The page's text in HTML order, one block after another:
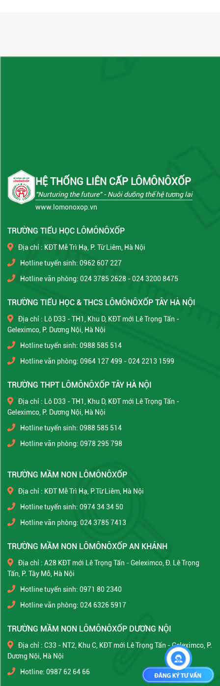
HỆ THỐNG LIÊN CẤP LÔMÔNÔXỐP
"Nurturing the future"- Nuôi dưỡng thế hệ tương lai
www.lomonoxop.vn
TRƯỜNG TIỂU HỌC LÔMÔNÔXỐP
Địa chỉ : KĐT Mễ Trì Hạ, P. Từ Liêm, Hà Nội
Hotline tuyển sinh: 0962 607 227
Hotline văn phòng: 024 3785 2628 - 024 3200 8475
TRƯỜNG TIỂU HỌC & THCS LÔMÔNÔXỐP TÂY HÀ NỘI
Địa chỉ : Lô D33 - TH1, Khu D, KĐT mới Lê Trọng Tấn -
Geleximco, P. Dương Nội, Hà Nội
Hotline tuyển sinh: 0988 585 514
Hotline văn phòng: 0964 127 499 - 024 2213 1599
TRƯỜNG THPT LÔMÔNÔXỐP TÂY HÀ NỘI
Địa chỉ : Lô D33 - TH1, Khu D, KĐT mới Lê Trọng Tấn -
Geleximco, P. Dương Nội, Hà Nội
Hotline tuyển sinh: 0988 585 514
Hotline văn phòng: 0978 295 798
TRƯỜNG MẦM NON LÔMÔNÔXỐP
Địa chỉ : KĐT Mễ Trì Hạ, P.Từ Liêm, Hà Nội
Hotline tuyển sinh: 0974 34 34 50
Hotline văn phòng: 024 3785 7413
TRƯỜNG MẦM NON LÔMÔNÔXỐP AN KHÁNH
Địa chỉ : A28 KĐT mới Lê Trọng Tấn - Geleximco, Đ. Lê Trọng
Tấn, P. Tây Mỗ, Hà Nội
Hotline tuyển sinh: 0971 80 2340
Hotline văn phòng: 024 6326 5917
TRƯỜNG MẦM NON LÔMÔNÔXỐP DƯƠNG NỘI
Địa chỉ : C33 - NT2, Khu C, KĐT mới Lê Trọng Tấn - Geleximco, P.
Dương Nội, Hà Nội
Hotline: 0987 62 64 66